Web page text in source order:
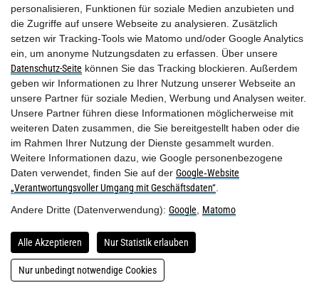
personalisieren, Funktionen für soziale Medien anzubieten und
die Zugriffe auf unsere Webseite zu analysieren. Zusätzlich
setzen wir Tracking-Tools wie Matomo und/oder Google Analytics
ein, um anonyme Nutzungsdaten zu erfassen. Über unsere
Datenschutz-Seite können Sie das Tracking blockieren. Außerdem
geben wir Informationen zu Ihrer Nutzung unserer Webseite an
unsere Partner für soziale Medien, Werbung und Analysen weiter.
Unsere Partner führen diese Informationen möglicherweise mit
weiteren Daten zusammen, die Sie bereitgestellt haben oder die
im Rahmen Ihrer Nutzung der Dienste gesammelt wurden.
Weitere Informationen dazu, wie Google personenbezogene
Daten verwendet, finden Sie auf der Google‑Website
„Verantwortungsvoller Umgang mit Geschäftsdaten“
Andere Dritte (Datenverwendung): Google Matomo
Alle Akzeptieren Nur Statistik erlauben
Nur unbedingt notwendige Cookies
DER.KONTAKT.
Die.Deantnerin.
A-5652 Dienten am Hochkönig
Bürglalmweg 25
+43 664 1963682
office@diedeantnerin.at